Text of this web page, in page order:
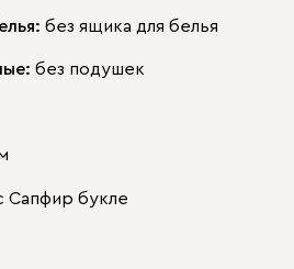
без ящика для белья
без подушек
Сапфир букле